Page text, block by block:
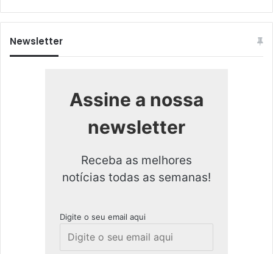
Newsletter
Assine a nossa
newsletter
Receba as melhores
notícias todas as semanas!
Digite o seu email aqui